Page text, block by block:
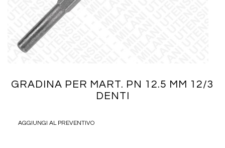
GRADINA PER MART. PN 12.5 MM 12/3
DENTI
AGGIUNGI AL PREVENTIVO